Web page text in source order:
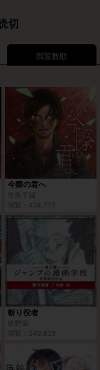
切
閲覧数順
今際の君へ
笠島千誠
閲覧： 434,775
斬り役者
吹野栄
閲覧： 249,815